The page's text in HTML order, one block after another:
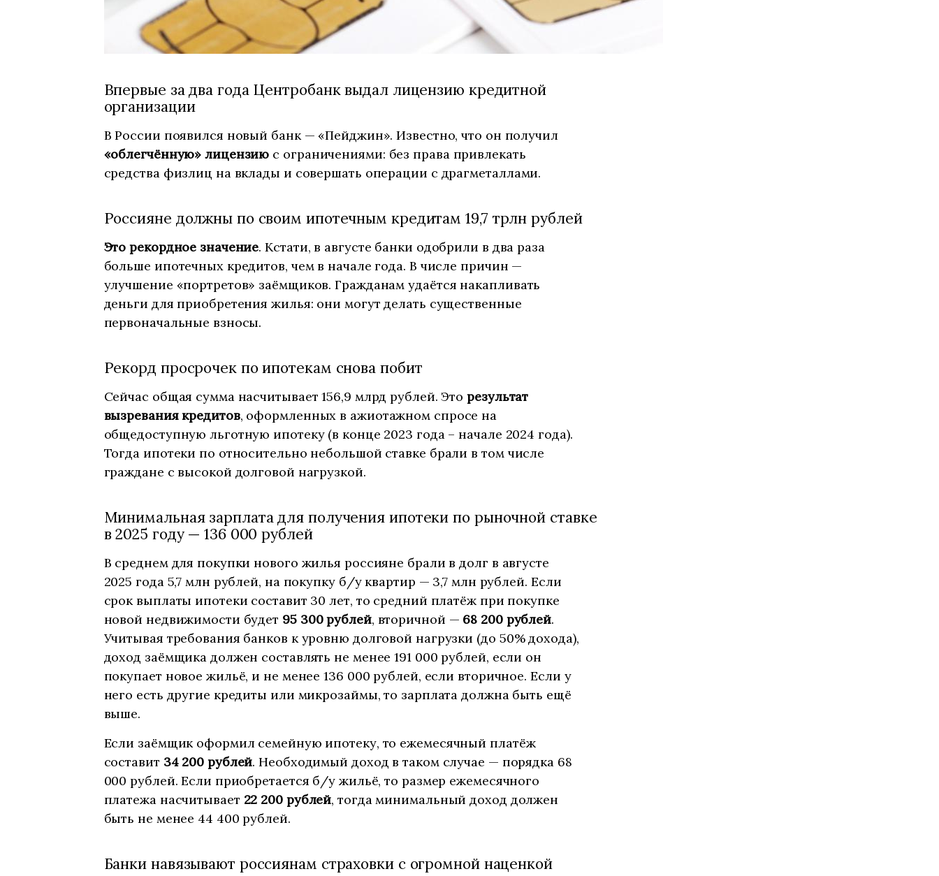
Впервые за два года Центробанк выдал лицензию кредитной
организации
В России появился новый банк — «Пейджин». Известно, что он получил
«облегчённую» лицензию с ограничениями: без права привлекать
средства физлиц на вклады и совершать операции с драгметаллами.
Россияне должны по своим ипотечным кредитам 19,7 трлн рублей
Это рекордное значение. Кстати, в августе банки одобрили в два раза
больше ипотечных кредитов, чем в начале года. В числе причин —
улучшение «портретов» заёмщиков. Гражданам удаётся накапливать
деньги для приобретения жилья: они могут делать существенные
первоначальные взносы.
Рекорд просрочек по ипотекам снова побит
Сейчас общая сумма насчитывает 156,9 млрд рублей. Эторезультат
вызревания кредитов, оформленных в ажиотажном спросе на
общедоступную льготную ипотеку (в конце 2023 года – начале 2024 года).
Тогда ипотеки по относительно небольшой ставке брали в том числе
граждане с высокой долговой нагрузкой.
Минимальная зарплата для получения ипотеки по рыночной ставке
в 2025 году — 136 000 рублей
В среднем для покупки нового жилья россияне брали в долг в августе
2025 года 5,7 млн рублей, на покупку б/у квартир — 3,7 млн рублей. Если
срок выплаты ипотеки составит 30 лет, то средний платёж при покупке
новой недвижимости будет 95 300 рублей, вторичной — 68 200 рублей.
Учитывая требования банков к уровню долговой нагрузки (до 50% дохода),
доход заёмщика должен составлять не менее 191 000 рублей, если он
покупает новое жильё, и не менее 136 000 рублей, если вторичное. Если у
него есть другие кредиты или микрозаймы, то зарплата должна быть ещё
выше.
Если заёмщик оформил семейную ипотеку, то ежемесячный платёж
составит 34 200 рублей. Необходимый доход в таком случае — порядка 68
000 рублей. Если приобретается б/у жильё, то размер ежемесячного
платежа насчитывает 22 200 рублей, тогда минимальный доход должен
быть не менее 44 400 рублей.
Банки навязывают россиянам страховки с огромной наценкой